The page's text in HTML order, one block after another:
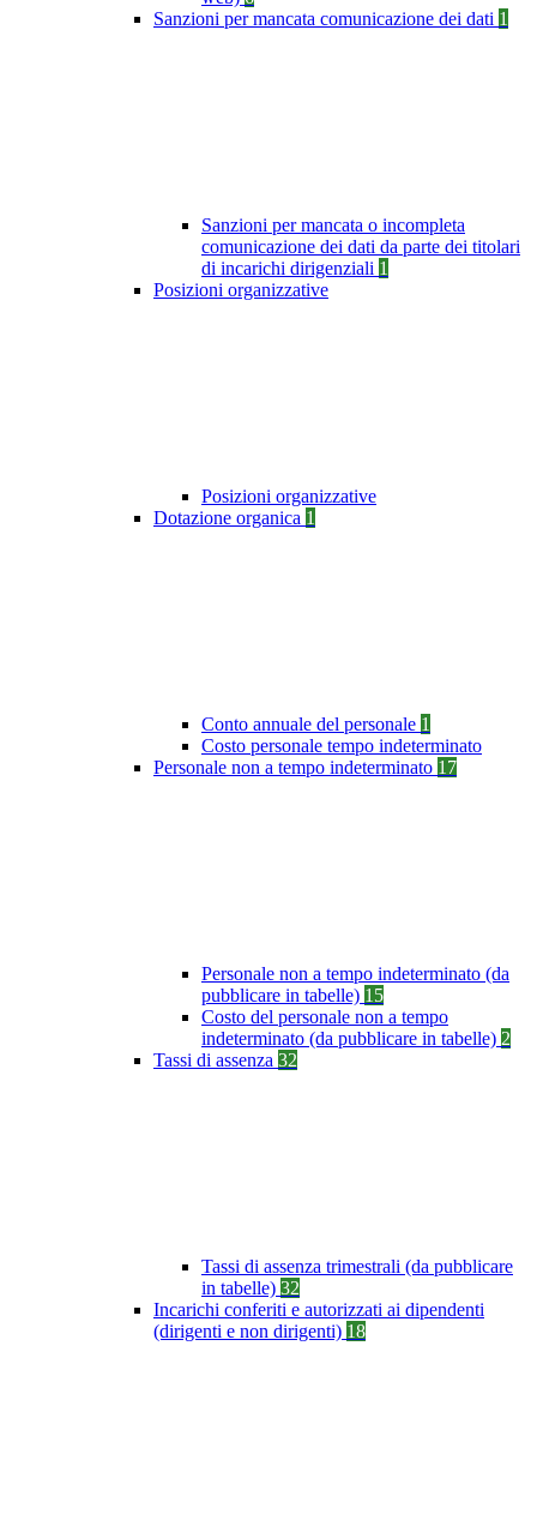
Sanzioni per mancata comunicazione dei dati 1
Sanzioni per mancata o incompleta
comunicazione dei dati da parte dei titolari
di incarichi dirigenziali 1
Posizioni organizzative
Posizioni organizzative
Dotazione organica 1
Conto annuale del personale 1
Costo personale tempo indeterminato
Personale non a tempo indeterminato 17
Personale non a tempo indeterminato (da
pubblicare in tabelle) 15
Costo del personale non a tempo
indeterminato (da pubblicare in tabelle) 2
Tassi di assenza 32
Tassi di assenza trimestrali (da pubblicare
in tabelle) 32
Incarichi conferiti e autorizzati ai dipendenti
(dirigenti e non dirigenti) 18